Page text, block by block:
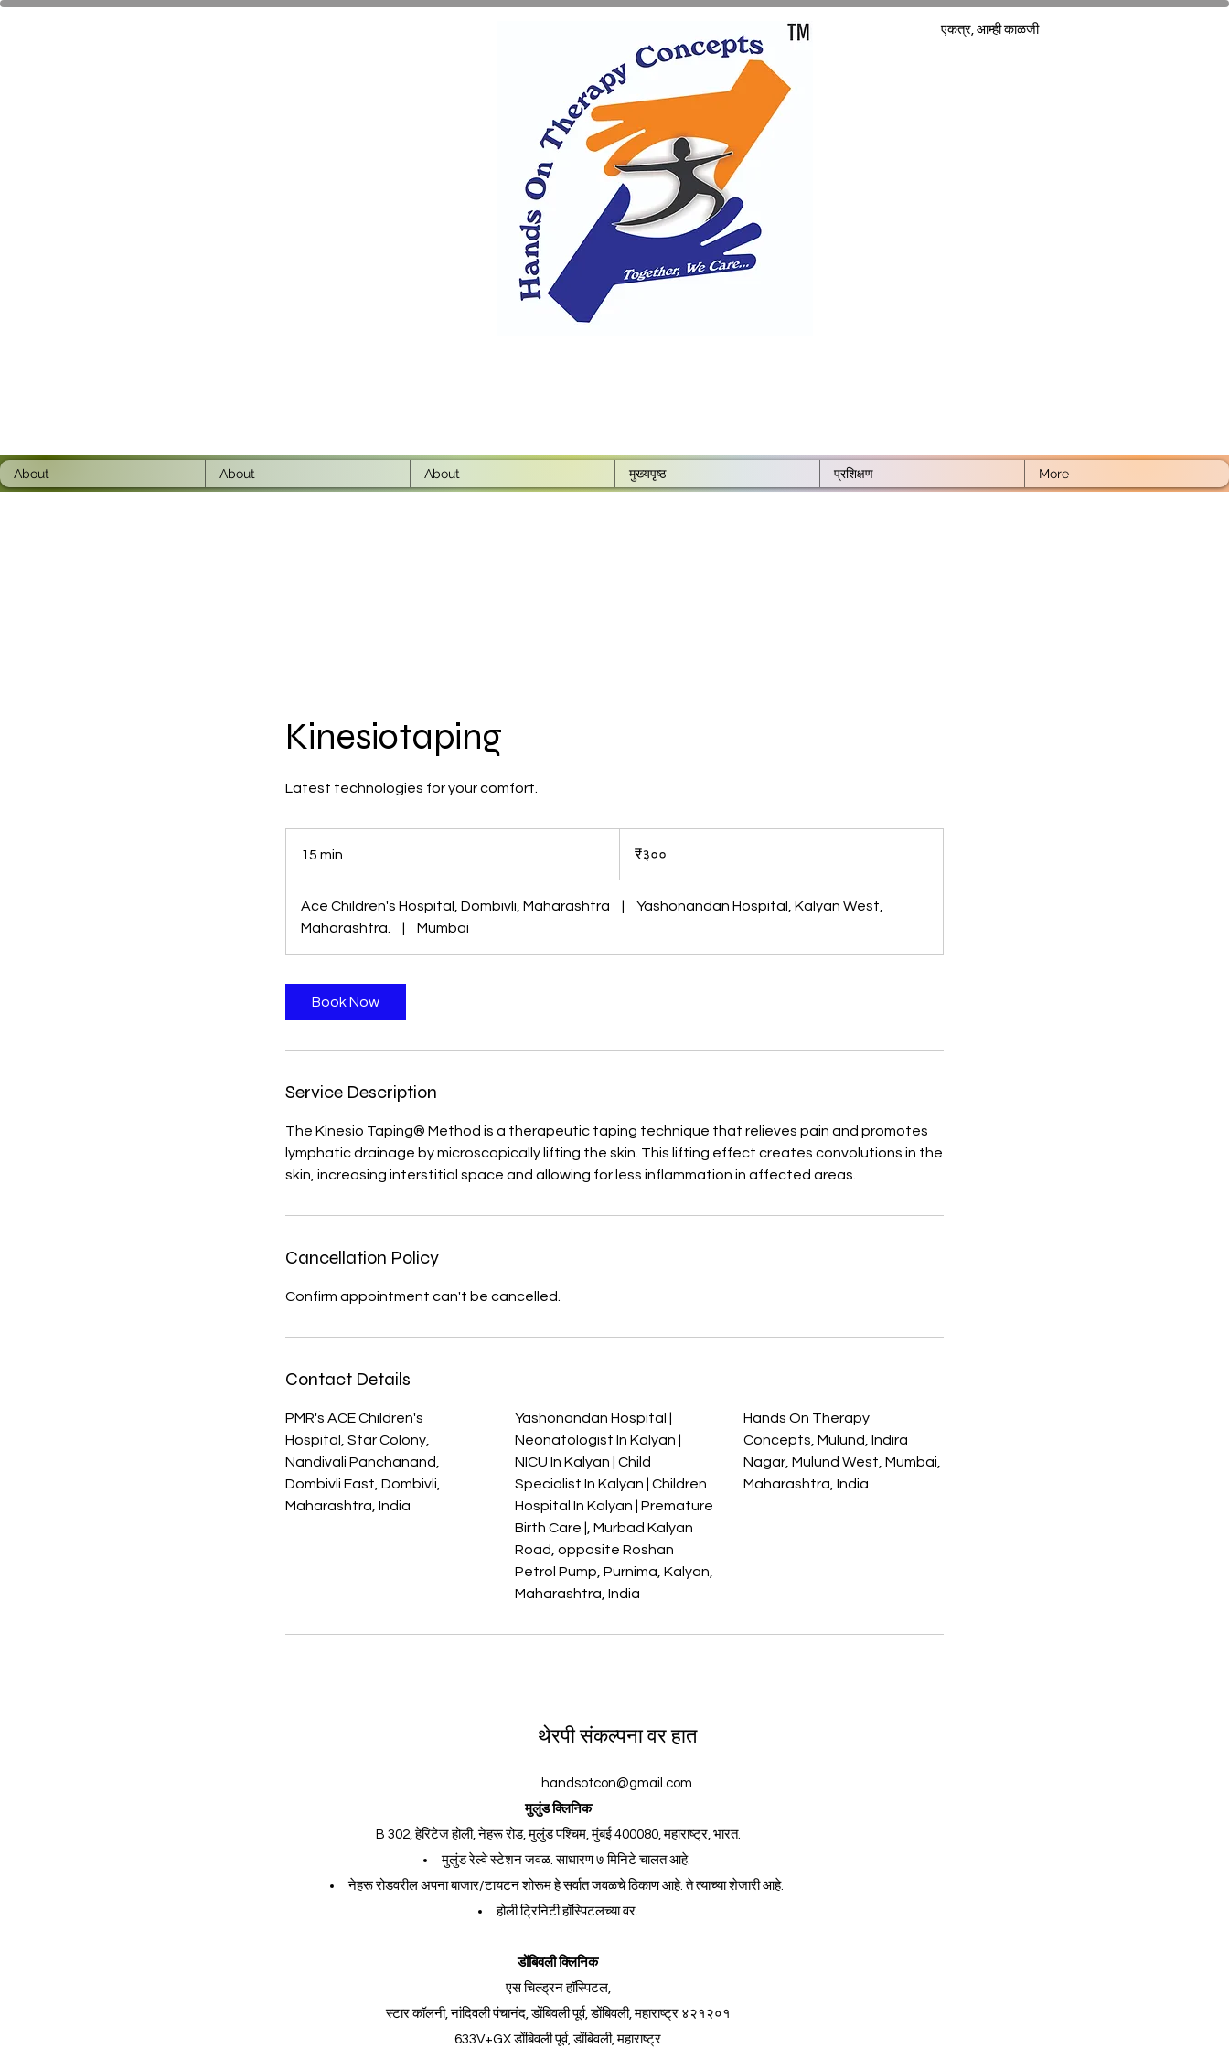
एकत्र, आम्ही काळजी
About About About मुख्यपृष्ठ प्रशिक्षण More
Kinesiotaping
Latest technologies for your comfort.
15 min
5
m
रुपये₹३००
Ace Children's Hospital, Dombivli, Maharashtra
Yashonandan Hospital, Kalyan West,
Maharashtra.
Mumbai
Book Now
Service Description
The Kinesio Taping® Method is a therapeutic taping technique that relieves pain and promotes
lymphatic drainage by microscopically lifting the skin. This lifting effect creates convolutions in the
skin, increasing interstitial space and allowing for less inflammation in affected areas.
Cancellation Policy
Confirm appointment can't be cancelled.
Contact Details
PMR's ACE Children's
Hospital, Star Colony,
Nandivali Panchanand,
Dombivli East, Dombivli,
Maharashtra, India
Yashonandan Hospital |
Neonatologist In Kalyan |
NICU In Kalyan | Child
Specialist In Kalyan | Children
Hospital In Kalyan | Premature
Birth Care |, Murbad Kalyan
Road, opposite Roshan
Petrol Pump, Purnima, Kalyan,
Maharashtra, India
Hands On Therapy
Concepts, Mulund, Indira
Nagar, Mulund West, Mumbai,
Maharashtra, India
थेरपी संकल्पना वर हात
handsotcon@gmail.com
मुलुंड क्लिनिक
B 302, हेरिटेज होली, नेहरू रोड, मुलुंड पश्चिम, मुंबई 400080, महाराष्ट्र, भारत.
मुलुंड रेल्वे स्टेशन जवळ. साधारण ७ मिनिटे चालत आहे.
नेहरू रोडवरील अपना बाजार/टायटन शोरूम हे सर्वात जवळचे ठिकाण आहे. ते त्याच्या शेजारी आहे.
होली ट्रिनिटी हॉस्पिटलच्या वर.
डोंबिवली क्लिनिक
एस चिल्ड्रन हॉस्पिटल,
स्टार कॉलनी, नांदिवली पंचानंद, डोंबिवली पूर्व, डोंबिवली, महाराष्ट्र ४२१२०१
633V+GX डोंबिवली पूर्व, डोंबिवली, महाराष्ट्र